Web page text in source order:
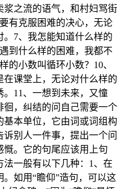
浆之流的语气，和村妇骂街
有克服困难的决心，无论
7、我怎能知道什么样的
到什么样的困难，我都不
的小数叫循环小数？10、
课堂上，无论对什么样的
11、一想到未来，又憧
，纠结的问自己需要一个
本单位，它由词或词组构
别人一件事，提出一个问
。它的句尾应该用上句
一般有以下几种：1、在
如用“瞻仰”造句，可以这